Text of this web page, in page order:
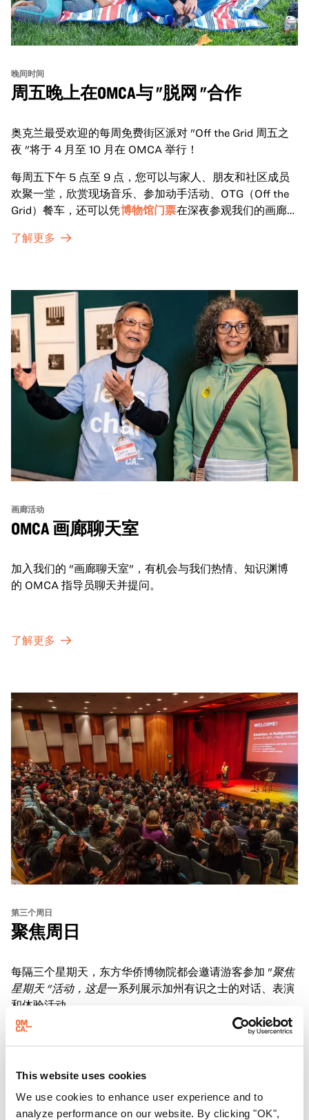
This website uses cookies
We use cookies to enhance user experience and to
analyze performance on our website. By clicking "OK",
晚间时间
周五晚上在OMCA与 "脱网 "合作
奥克兰最受欢迎的每周免费街区派对 "Off the Grid 周五之
夜 "将于 4 月至 10 月在 OMCA 举行！
每周五下午 5 点至 9 点，您可以与家人、朋友和社区成员
欢聚一堂，欣赏现场音乐、参加动手活动、OTG（Off the
Grid）餐车，还可以凭博物馆门票在深夜参观我们的画廊和
了解更多
画廊活动
OMCA 画廊聊天室
加入我们的 "画廊聊天室"，有机会与我们热情、知识渊博
的 OMCA 指导员聊天并提问。
了解更多
第三个周日
聚焦周日
每隔三个星期天，东方华侨博物院都会邀请游客参加 "聚焦
星期天 "活动，这是一系列展示加州有识之士的对话、表演
和体验活动。
了解更多